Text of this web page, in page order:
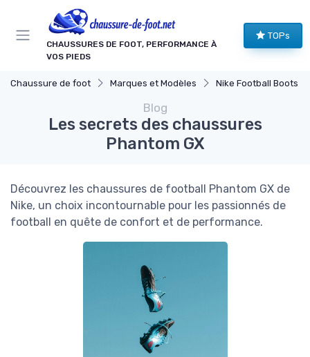
CHAUSSURES DE FOOT, PERFORMANCE À
VOS PIEDS
TOPs
Chaussure de foot Marques et Modèles Nike Football Boots
Blog
Les secrets des chaussures
Phantom GX
Découvrez les chaussures de football Phantom GX de
Nike, un choix incontournable pour les passionnés de
football en quête de confort et de performance.
Panneau de gestion des cookies